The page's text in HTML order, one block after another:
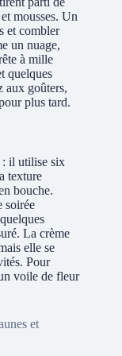
mousses. Un
et combler
un nuage,
à mille
quelques
aux goûters,
plus tard.
: il utilise six
texture
bouche.
soirée
La crème
elle se
Pour
voile de fleur
et